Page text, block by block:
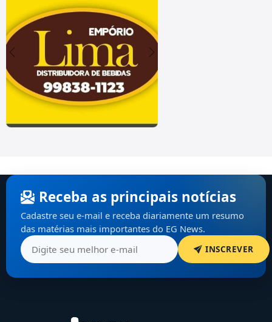
Receba as principais notícias
Cadastre seu e-mail e receba diariamente um resumo
das matérias mais importantes do EG News.
INSCREVER